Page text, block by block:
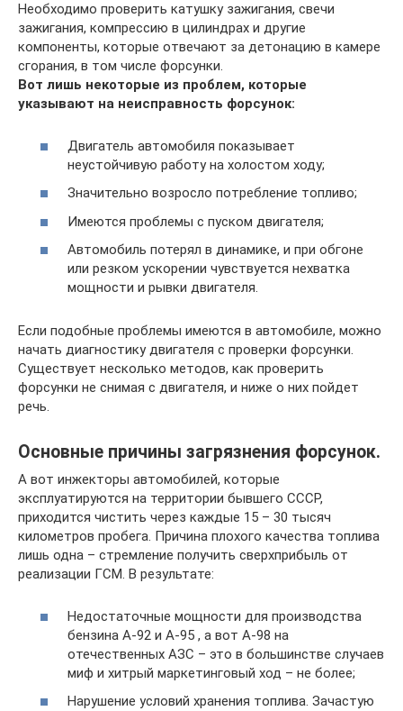
Необходимо проверить катушку зажигания, свечи
зажигания, компрессию в цилиндрах и другие
компоненты, которые отвечают за детонацию в камере
сгорания, в том числе форсунки.
Вот лишь некоторые из проблем, которые
указывают на неисправность форсунок:
Двигатель автомобиля показывает
неустойчивую работу на холостом ходу;
Значительно возросло потребление топливо;
Имеются проблемы с пуском двигателя;
Автомобиль потерял в динамике, и при обгоне
или резком ускорении чувствуется нехватка
мощности и рывки двигателя.
Если подобные проблемы имеются в автомобиле, можно
начать диагностику двигателя с проверки форсунки.
Существует несколько методов, как проверить
форсунки не снимая с двигателя, и ниже о них пойдет
речь.
Основные причины загрязнения форсунок.
А вот инжекторы автомобилей, которые
эксплуатируются на территории бывшего СССР,
приходится чистить через каждые 15 – 30 тысяч
километров пробега. Причина плохого качества топлива
лишь одна – стремление получить сверхприбыль от
реализации ГСМ. В результате:
Недостаточные мощности для производства
бензина А-92 и А-95 , а вот А-98 на
отечественных АЗС – это в большинстве случаев
миф и хитрый маркетинговый ход – не более;
Нарушение условий хранения топлива. Зачастую